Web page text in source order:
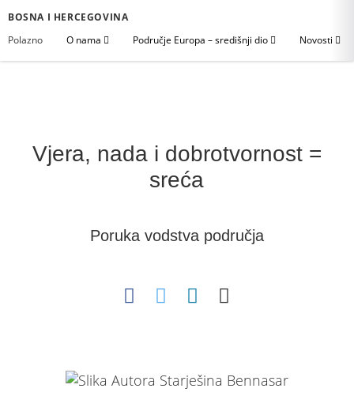
BOSNA I HERCEGOVINA
Polazno
O nama Područje Europa – središnji dio Novosti
Vjera, nada i dobrotvornost =
sreća
Poruka vodstva područja